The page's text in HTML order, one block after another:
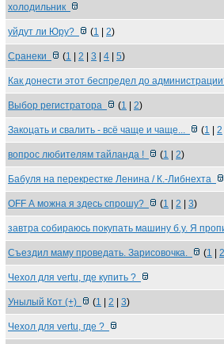
холодильник
уйдут ли Юру? (1 2)
Сранеки (1 2 3 4 5)
Как донести этот беспредел до
Выбор регистратора (1 2)
Закоцать и свалить - всё чаще и чаще... (1 2
вопрос любителям тайланда ! (1 2)
Бабуля на перекрестке Ленина / К.-Либнехта
OFF А можна я здесь спрошу? (1 2 3)
завтра собираюсь покупать машину б.у. Я
Съездил маму проведать. Зарисовочка. (1 2
Чехол для vertu, где купить ?
Унылый Кот (+) (1 2 3)
Чехол для vertu, где ?